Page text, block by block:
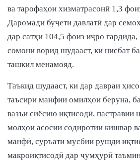
ва тарофаҳои хизматрасонӣ 1,3
Даромади буҷети давлатӣ дар
дар сатҳи 104,5 фоиз иҷро
сомонӣ ворид шудааст, ки нисбат
ташкил менамояд.
Таъкид шудааст, ки дар давраи
таъсири манфии омилҳои беруна,
вазъи сиёсию иқтисодӣ, пастравии
молҳои асосии содиротии кишвар
манфӣ, суръати мусбии рушди
макроиқтисодӣ дар ҷумҳурӣ